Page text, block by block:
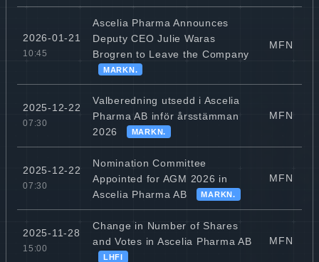
2026-01-21
10:45
Ascelia Pharma Announces
Deputy CEO Julie Waras
Brogren to Leave the Company
MARKN.
MFN
2025-12-22
07:30
Valberedning utsedd i Ascelia
Pharma AB inför årsstämman
2026
MARKN.
MFN
2025-12-22
07:30
Nomination Committee
Appointed for AGM 2026 in
Ascelia Pharma AB
MARKN.
MFN
2025-11-28
15:00
Change in Number of Shares
and Votes in Ascelia Pharma AB
LHFI
MFN